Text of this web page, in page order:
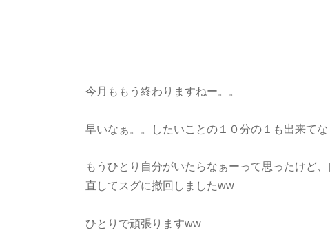
今月ももう終わりますねー。。
早いなぁ。。したいことの１０分の１も出来てな
もうひとり自分がいたらなぁーって思ったけど
直してスグに撤回しましたww
ひとりで頑張りますww